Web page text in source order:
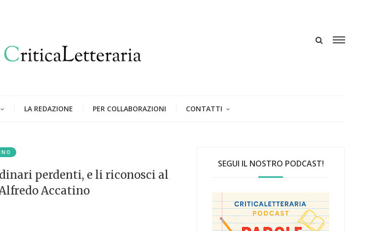
LA REDAZIONE PER COLLABORAZIONI CONTATTI
perdenti, e li riconosci al
Accatino
SEGUI IL NOSTRO PODCAST!